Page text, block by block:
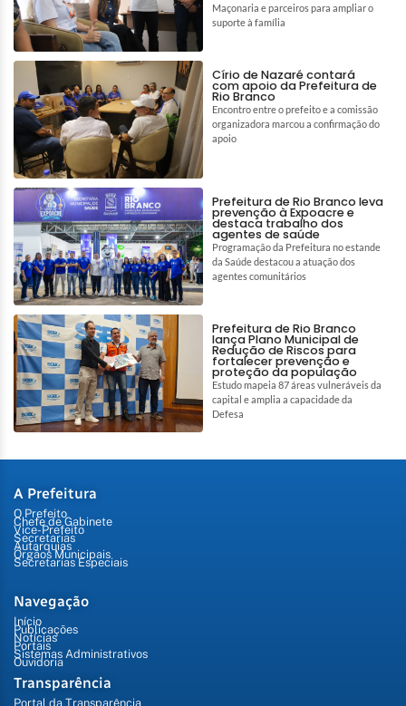
Maçonaria e parceiros para ampliar o
suporte à família
Círio de Nazaré contará
com apoio da Prefeitura de
Rio Branco
Encontro entre o prefeito e a comissão
organizadora marcou a confirmação do
apoio
Prefeitura de Rio Branco leva
prevenção à Expoacre e
destaca trabalho dos
agentes de saúde
Programação da Prefeitura no estande
da Saúde destacou a atuação dos
agentes comunitários
Prefeitura de Rio Branco
lança Plano Municipal de
Redução de Riscos para
fortalecer prevenção e
proteção da população
Estudo mapeia 87 áreas vulneráveis da
capital e amplia a capacidade da
Defesa
A Prefeitura
O Prefeito
Chefe de Gabinete
Vice-Prefeito
Secretarias
Autarquias
Órgãos Municipais
Secretarias Especiais
Navegação
Início
Publicações
Notícias
Portais
Sistemas Administrativos
Ouvidoria
Transparência
Portal da Transparência